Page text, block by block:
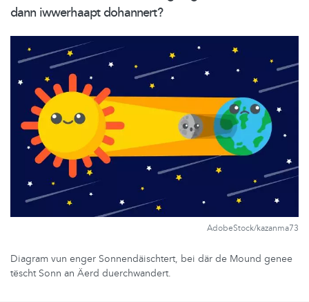
dann iwwerhaapt dohannert?
AdobeStock/kazanma73
Diagram vun enger Sonnendäischtert, bei där de Mound genee
tëscht Sonn an Äerd duerchwandert.